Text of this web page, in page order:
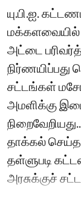
யு.பி.ஐ.
மக்களவையில்
அட்டை
நிர்ணயிப்பது
சட்டங்கள்
அமளிக்கு
தாக்கல்
தள்ளுபடி
அரசுக்குச்